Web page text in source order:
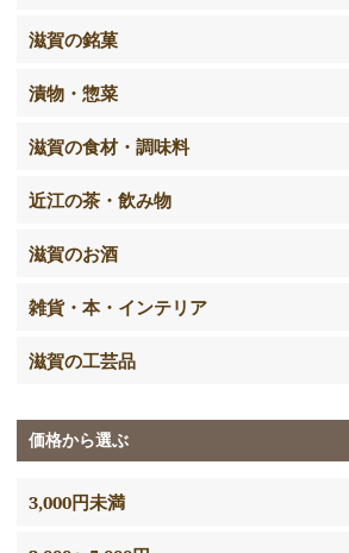
滋賀の銘菓
漬物・惣菜
滋賀の食材・調味料
近江の茶・飲み物
滋賀のお酒
雑貨・本・インテリア
滋賀の工芸品
価格から選ぶ
3,000円未満